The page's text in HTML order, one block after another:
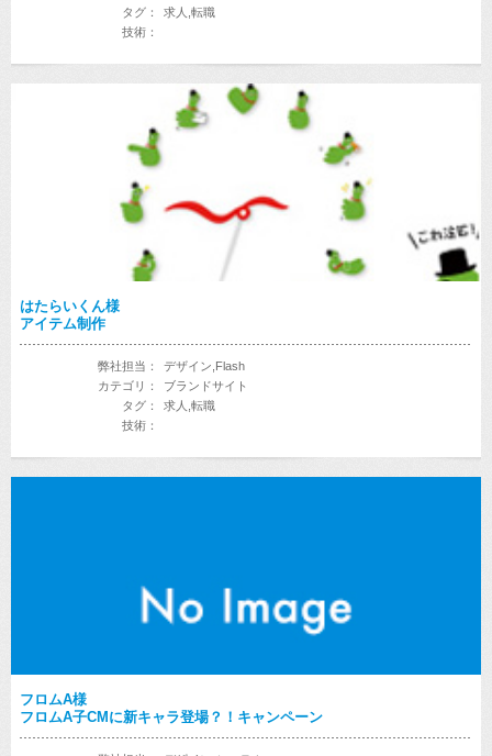
タグ：
求人,転職
技術：
はたらいくん様
アイテム制作
弊社担当：
デザイン,Flash
カテゴリ：
ブランドサイト
タグ：
求人,転職
技術：
フロムA様
フロムA子CMに新キャラ登場？！キャンペーン